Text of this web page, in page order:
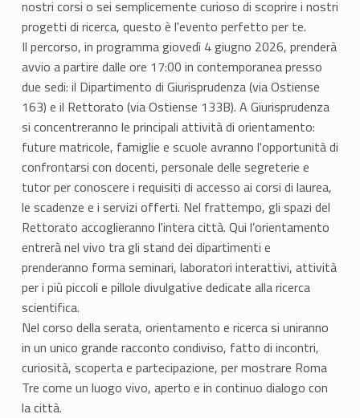
nostri corsi o sei semplicemente curioso di scoprire i nostri
progetti di ricerca, questo è l'evento perfetto per te.
Il percorso, in programma giovedì 4 giugno 2026, prenderà
avvio a partire dalle ore 17:00 in contemporanea presso
due sedi: il Dipartimento di Giurisprudenza (via Ostiense
163) e il Rettorato (via Ostiense 133B). A Giurisprudenza
si concentreranno le principali attività di orientamento:
future matricole, famiglie e scuole avranno l'opportunità di
confrontarsi con docenti, personale delle segreterie e
tutor per conoscere i requisiti di accesso ai corsi di laurea,
le scadenze e i servizi offerti. Nel frattempo, gli spazi del
Rettorato accoglieranno l'intera città. Qui l’orientamento
entrerà nel vivo tra gli stand dei dipartimenti e
prenderanno forma seminari, laboratori interattivi, attività
per i più piccoli e pillole divulgative dedicate alla ricerca
scientifica.
Nel corso della serata, orientamento e ricerca si uniranno
in un unico grande racconto condiviso, fatto di incontri,
curiosità, scoperta e partecipazione, per mostrare Roma
Tre come un luogo vivo, aperto e in continuo dialogo con
la città.